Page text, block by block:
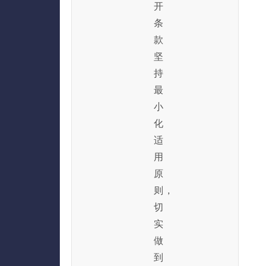
开
条
款
坚
持
最
小
化
适
用
原
则，
切
实
做
到